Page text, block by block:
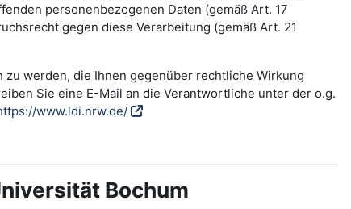
personenbezogenen Daten (gemäß Art. 17
gegen diese Verarbeitung (gemäß Art. 21
werden, die Ihnen gegenüber rechtliche Wirkung
Sie eine E-Mail an die Verantwortliche unter der o.g.
www.ldi.nrw.de/
Bochum